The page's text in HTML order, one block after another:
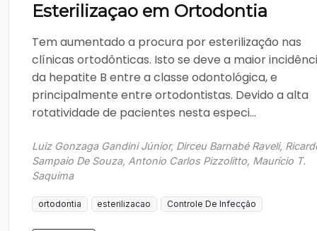
Esterilizaçao em Ortodontia
Tem aumentado a procura por esterilização nas
clínicas ortodônticas. Isto se deve a maior
da hepatite B entre a classe odontológica, e
principalmente entre ortodontistas. Devido a alta
rotatividade de pacientes nesta especi...
Luiz Gonzaga Gandini Júnior, Dirceu Barnabé Raveli,
Sampaio De Souza, Antonio Carlos Pizzolitto, Maurício T.
Saquima
ortodontia esterilizacao Controle De Infecção